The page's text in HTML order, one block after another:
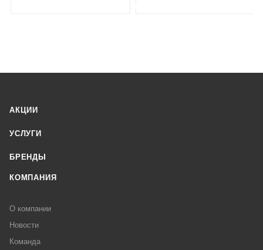
АКЦИИ
УСЛУГИ
БРЕНДЫ
КОМПАНИЯ
О компании
Новости
Команда